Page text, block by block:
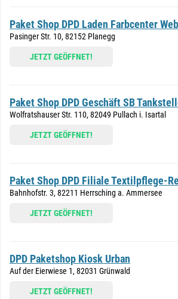
Paket Shop DPD Laden Farbcenter
Pasinger Str. 10, 82152 Planegg
JETZT GEÖFFNET!
Paket Shop DPD Geschäft SB
Wolfratshauser Str. 110, 82049 Pullach i. Isartal
JETZT GEÖFFNET!
Paket Shop DPD Filiale Textilpflege-
Bahnhofstr. 3, 82211 Herrsching a. Ammersee
JETZT GEÖFFNET!
DPD Paketshop Kiosk Urban
Auf der Eierwiese 1, 82031 Grünwald
JETZT GEÖFFNET!